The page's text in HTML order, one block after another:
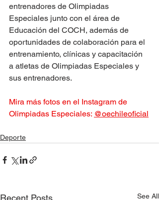
entrenadores de Olimpiadas
Especiales junto con el área de
Educación del COCH, además de
oportunidades de colaboración para el
entrenamiento, clínicas y capacitación
a atletas de Olimpiadas Especiales y
sus entrenadores.
Mira más fotos en el Instagram de
Olimpiadas Especiales: @oechileoficial
Deporte
See All